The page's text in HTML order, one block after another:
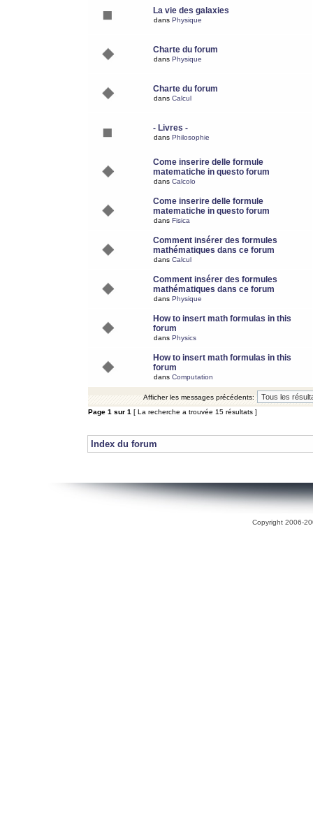
La vie des galaxies
dans Physique
Charte du forum
dans Physique
Charte du forum
dans Calcul
- Livres -
dans Philosophie
Come inserire delle formule
matematiche in questo forum
dans Calcolo
Come inserire delle formule
matematiche in questo forum
dans Fisica
Comment insérer des formules
mathématiques dans ce forum
dans Calcul
Comment insérer des formules
mathématiques dans ce forum
dans Physique
How to insert math formulas in this
forum
dans Physics
How to insert math formulas in this
forum
dans Computation
Afficher les messages précédents:
Page 1 sur 1 [ La recherche a trouvée 15 résultats ]
Index du forum
Copyright 2006-